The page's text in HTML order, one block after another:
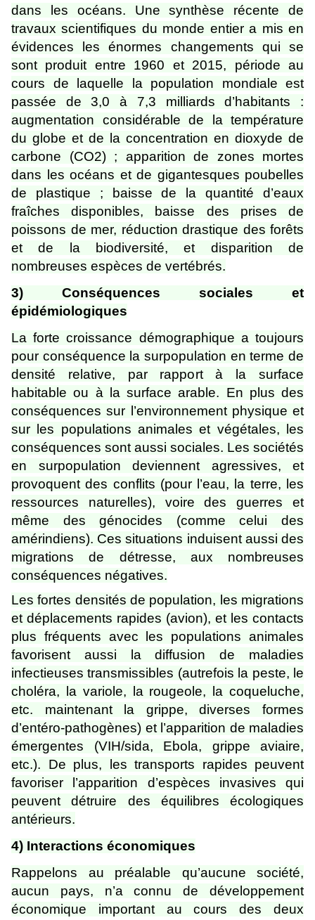
dans les océans. Une synthèse récente de
travaux scientifiques du monde entier a mis en
évidences les énormes changements qui se
sont produit entre 1960 et 2015, période au
cours de laquelle la population mondiale est
passée de 3,0 à 7,3 milliards d’habitants :
augmentation considérable de la température
du globe et de la concentration en dioxyde de
carbone (CO2) ; apparition de zones mortes
dans les océans et de gigantesques poubelles
de plastique ; baisse de la quantité d’eaux
fraîches disponibles, baisse des prises de
poissons de mer, réduction drastique des forêts
et de la biodiversité, et disparition de
nombreuses espèces de vertébrés.
3) Conséquences sociales et
épidémiologiques
La forte croissance démographique a toujours
pour conséquence la surpopulation en terme de
densité relative, par rapport à la surface
habitable ou à la surface arable. En plus des
conséquences sur l’environnement physique et
sur les populations animales et végétales, les
conséquences sont aussi sociales. Les sociétés
en surpopulation deviennent agressives, et
provoquent des conflits (pour l’eau, la terre, les
ressources naturelles), voire des guerres et
même des génocides (comme celui des
amérindiens). Ces situations induisent aussi des
migrations de détresse, aux nombreuses
conséquences négatives.
Les fortes densités de population, les migrations
et déplacements rapides (avion), et les contacts
plus fréquents avec les populations animales
favorisent aussi la diffusion de maladies
infectieuses transmissibles (autrefois la peste, le
choléra, la variole, la rougeole, la coqueluche,
etc. maintenant la grippe, diverses formes
d’entéro-pathogènes) et l’apparition de maladies
émergentes (VIH/sida, Ebola, grippe aviaire,
etc.). De plus, les transports rapides peuvent
favoriser l’apparition d’espèces invasives qui
peuvent détruire des équilibres écologiques
antérieurs.
4) Interactions économiques
Rappelons au préalable qu’aucune société,
aucun pays, n’a connu de développement
économique important au cours des deux